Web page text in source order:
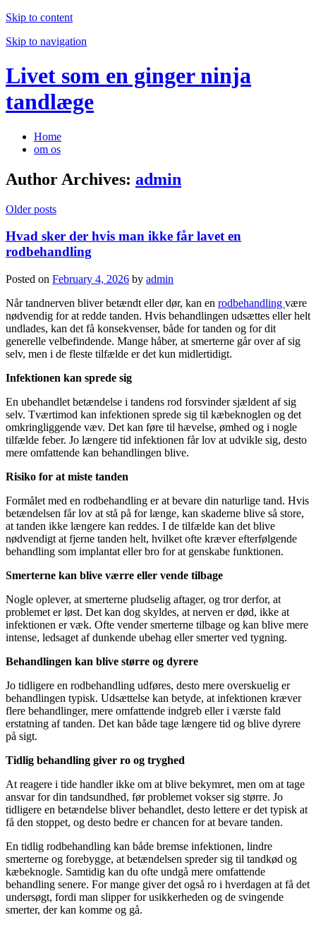
Skip to content
Skip to navigation
Livet som en ginger ninja
tandlæge
Home
om os
Author Archives: admin
Older posts
Hvad sker der hvis man ikke får lavet en
rodbehandling
Posted on February 4, 2026 by admin
Når tandnerven bliver betændt eller dør, kan en rodbehandling være
nødvendig for at redde tanden. Hvis behandlingen udsættes eller helt
undlades, kan det få konsekvenser, både for tanden og for dit
generelle velbefindende. Mange håber, at smerterne går over af sig
selv, men i de fleste tilfælde er det kun midlertidigt.
Infektionen kan sprede sig
En ubehandlet betændelse i tandens rod forsvinder sjældent af sig
selv. Tværtimod kan infektionen sprede sig til kæbeknoglen og det
omkringliggende væv. Det kan føre til hævelse, ømhed og i nogle
tilfælde feber. Jo længere tid infektionen får lov at udvikle sig, desto
mere omfattende kan behandlingen blive.
Risiko for at miste tanden
Formålet med en rodbehandling er at bevare din naturlige tand. Hvis
betændelsen får lov at stå på for længe, kan skaderne blive så store,
at tanden ikke længere kan reddes. I de tilfælde kan det blive
nødvendigt at fjerne tanden helt, hvilket ofte kræver efterfølgende
behandling som implantat eller bro for at genskabe funktionen.
Smerterne kan blive værre eller vende tilbage
Nogle oplever, at smerterne pludselig aftager, og tror derfor, at
problemet er løst. Det kan dog skyldes, at nerven er død, ikke at
infektionen er væk. Ofte vender smerterne tilbage og kan blive mere
intense, ledsaget af dunkende ubehag eller smerter ved tygning.
Behandlingen kan blive større og dyrere
Jo tidligere en rodbehandling udføres, desto mere overskuelig er
behandlingen typisk. Udsættelse kan betyde, at infektionen kræver
flere behandlinger, mere omfattende indgreb eller i værste fald
erstatning af tanden. Det kan både tage længere tid og blive dyrere
på sigt.
Tidlig behandling giver ro og tryghed
At reagere i tide handler ikke om at blive bekymret, men om at tage
ansvar for din tandsundhed, før problemet vokser sig større. Jo
tidligere en betændelse bliver behandlet, desto lettere er det typisk at
få den stoppet, og desto bedre er chancen for at bevare tanden.
En tidlig rodbehandling kan både bremse infektionen, lindre
smerterne og forebygge, at betændelsen spreder sig til tandkød og
kæbeknogle. Samtidig kan du ofte undgå mere omfattende
behandling senere. For mange giver det også ro i hverdagen at få det
undersøgt, fordi man slipper for usikkerheden og de svingende
smerter, der kan komme og gå.